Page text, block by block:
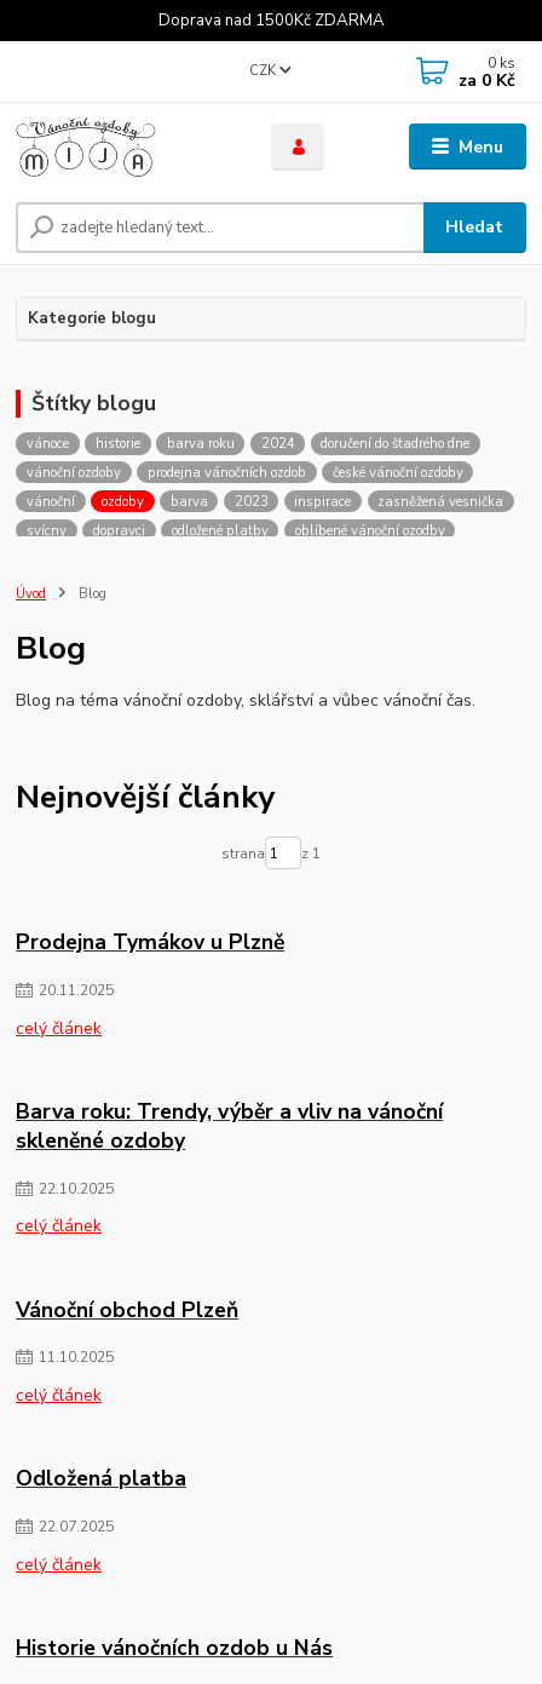
Doprava nad 1500Kč ZDARMA
Menu
CZK
Hledat
0 ks
za 0 Kč
Kategorie blogu
Štítky blogu
vánoce historie barva roku 2024
doručení do štadrého dne
vánoční ozdoby
prodejna vánočních ozdob
české vánoční ozdoby
vánoční
ozdoby barva 2023 inspirace
zasněžená vesnička
svícny
dopravci odložené platby
oblíbené vánoční ozodby
Úvod
Blog
Blog
Blog na téma vánoční ozdoby, sklářství a vůbec vánoční čas.
Nejnovější články
strana z 1
Prodejna Tymákov u Plzně
20.11.2025
celý článek
Barva roku: Trendy, výběr a vliv na vánoční
skleněné ozdoby
22.10.2025
celý článek
Vánoční obchod Plzeň
11.10.2025
celý článek
Odložená platba
22.07.2025
celý článek
Historie vánočních ozdob u Nás